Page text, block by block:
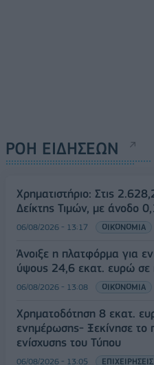
ΡΟΗ ΕΙΔΗΣΕΩΝ
Χρηματιστήριο: Στις
Δείκτης Τιμών, με άνοδο
06/08/2026 - 13:17 ΟΙΚΟΝΟΜΙΑ
Άνοιξε η πλατφόρμα για
ύψους 24,6 εκατ. ευρώ
06/08/2026 - 13:08 ΟΙΚΟΝΟΜΙΑ
Χρηματοδότηση 8 εκατ.
ενημέρωσης- Ξεκίνησε το
ενίσχυσης του Τύπου
06/08/2026 - 13:05 ΕΠΙΧΕΙΡΗΣΕΙΣ